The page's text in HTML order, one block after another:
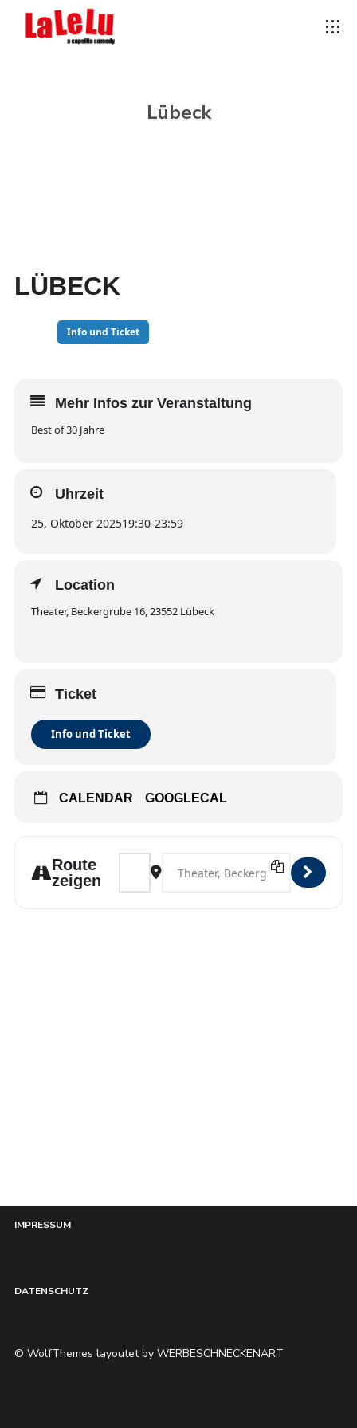
Lübeck
LÜBECK
Info und Ticket
Mehr Infos zur Veranstaltung
Best of 30 Jahre
Uhrzeit
25. Oktober 202519:30-23:59
Location
Theater, Beckergrube 16, 23552 Lübeck
Ticket
Info und Ticket
CALENDAR GOOGLECAL
Route
zeigen
Address - Lübeck [y2BOhrtES]
Destination Address - Lübeck
IMPRESSUM
DATENSCHUTZ
© WolfThemes layoutet by WERBESCHNECKENART